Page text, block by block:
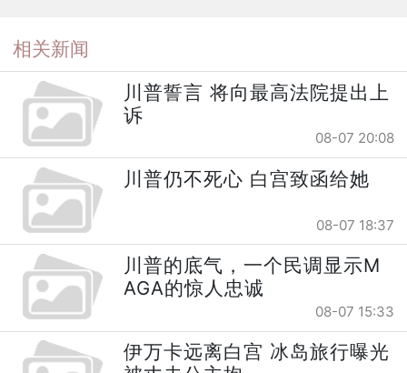
相关新闻
川普誓言 将向最高法院提出上
诉
08-07 20:08
川普仍不死心 白宫致函给她
08-07 18:37
川普的底气，一个民调显示M
AGA的惊人忠诚
08-07 15:33
伊万卡远离白宫 冰岛旅行曝光